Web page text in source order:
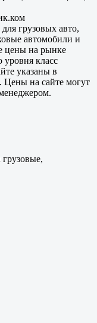
грузовых авто,
автомобили и
цены на рынке
уровня класс
указаны в
Цены на сайте могут